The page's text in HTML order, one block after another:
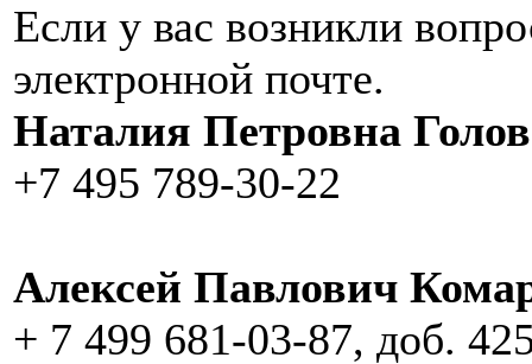
Если у вас возникли
электронной почте.
Наталия Петровна
+7 495 789-30-22
Алексей Павлович
+ 7 499 681-03-87, доб.